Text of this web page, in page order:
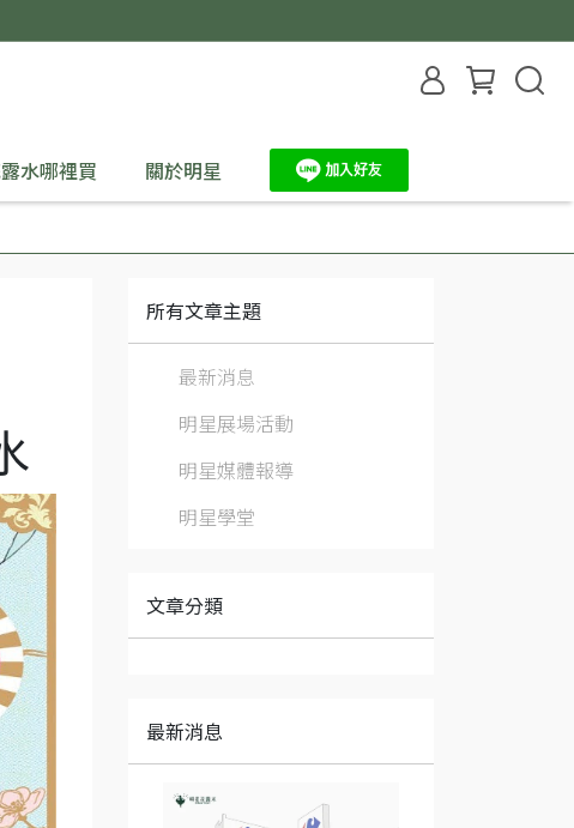
水哪裡買 關於明星
所有文章主題
最新消息
明星展場活動
明星媒體報導
明星學堂
文章分類
最新消息